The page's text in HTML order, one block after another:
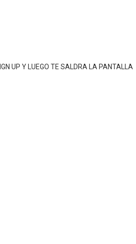
UP Y LUEGO TE SALDRA LA PANTALLA